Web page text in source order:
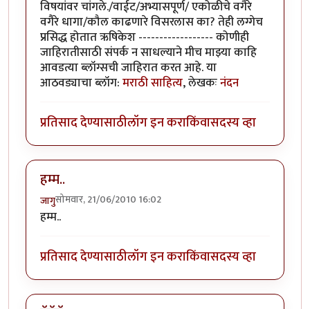
विषयांवर चांगले./वाईट/अभ्यासपूर्ण/ एकोळीचे वगैरे
वगैरे धागा/कौल काढणारे विसरलास का? तेही लग्गेच
प्रसिद्ध होतात ऋषिकेश ------------------ कोणीही
जाहिरातीसाठी संपर्क न साधल्याने मीच माझ्या काहि
आवडत्या ब्लॉग्सची जाहिरात करत आहे. या
आठवड्याचा ब्लॉग:मराठी साहित्य, लेखकःनंदन
प्रतिसाद देण्यासाठीलॉग इन कराकिंवासदस्य व्हा
हम्म..
जागुसोमवार, 21/06/2010 16:02
हम्म..
प्रतिसाद देण्यासाठीलॉग इन कराकिंवासदस्य व्हा